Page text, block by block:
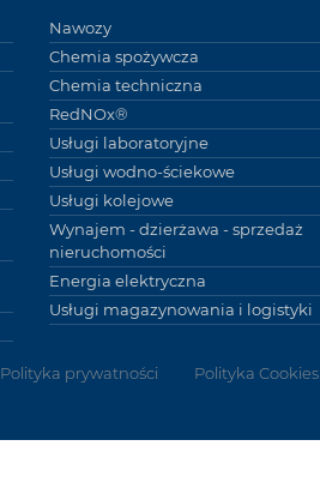
Nawozy
Chemia spożywcza
Chemia techniczna
RedNOx®
Usługi laboratoryjne
Usługi wodno-ściekowe
Usługi kolejowe
Wynajem - dzierżawa - sprzedaż
nieruchomości
Energia elektryczna
Usługi magazynowania i logistyki
Polityka prywatności Polityka Cookies